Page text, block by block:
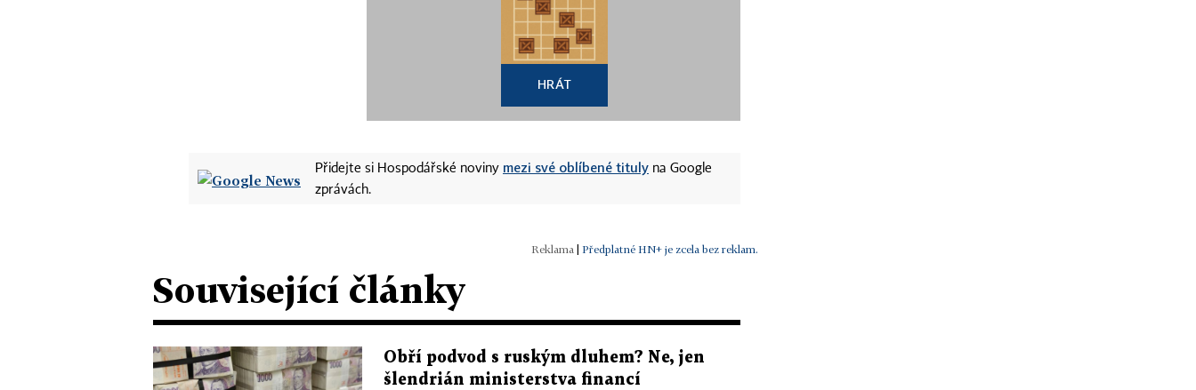
HRÁT
Přidejte si Hospodářské noviny mezi své oblíbené tituly na Google
zprávách.
| Předplatné HN+ je zcela bez reklam.
Související články
Obří podvod s ruským dluhem? Ne, jen
šlendrián ministerstva financí